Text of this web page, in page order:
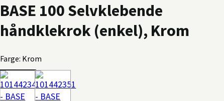
BASE 100 Selvklebende
håndklekrok (enkel), Krom
Farge: Krom